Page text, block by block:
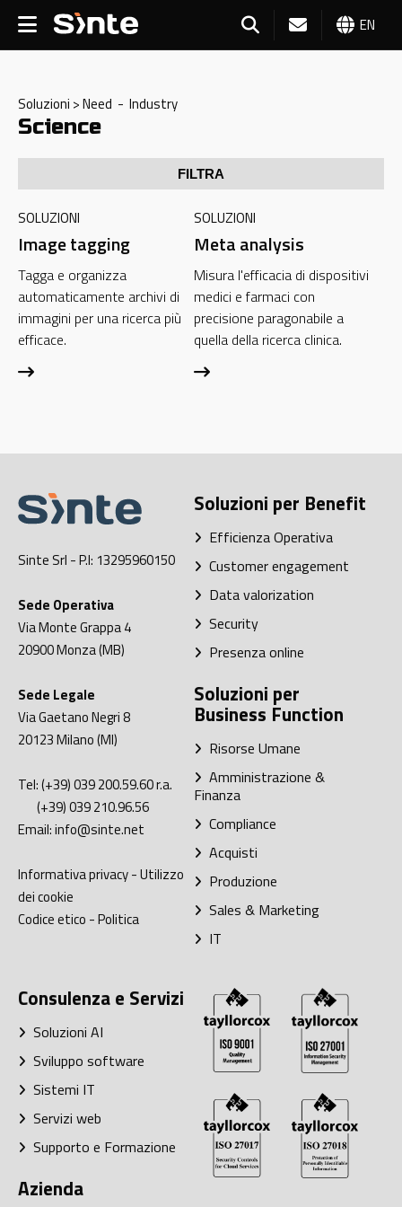
EN
Soluzioni > Need - Industry
Science
FILTRA
SOLUZIONI
Image tagging
Tagga e organizza
automaticamente archivi di
immagini per una ricerca più
efficace.
SOLUZIONI
Meta analysis
Misura l'efficacia di dispositivi
medici e farmaci con
precisione paragonabile a
quella della ricerca clinica.
Sinte Srl - P.I: 13295960150
Sede Operativa
Via Monte Grappa 4
20900Monza (MB)
Sede Legale
Via Gaetano Negri 8
20123Milano (MI)
Tel:(+39) 039 200.59.60r.a.
(+39) 039 210.96.56
Email:info@sinte.net
Informativa privacy-Utilizzo
dei cookie
Codice etico -Politica
Soluzioni per Benefit
Efficienza Operativa
Customer engagement
Data valorization
Security
Presenza online
Soluzioni per
Business Function
Risorse Umane
Amministrazione &
Finanza
Compliance
Acquisti
Produzione
Sales & Marketing
IT
Consulenza e Servizi
Soluzioni AI
Sviluppo software
Sistemi IT
Servizi web
Supporto e Formazione
Azienda